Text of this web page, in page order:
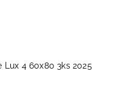
Lux 4 60x80 3ks 2025